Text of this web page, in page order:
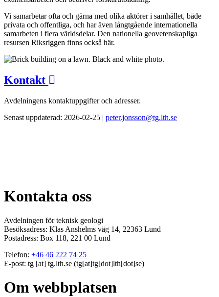
Vi samarbetar ofta och gärna med olika aktörer i samhället, både
privata och offentliga, och har även långtgående internationella
samarbeten i flera världsdelar. Den nationella geovetenskapliga
resursen Riksriggen finns också här.
Kontakt
Avdelningens kontaktuppgifter och adresser.
Senast uppdaterad: 2026-02-25 | peter.jonsson@tg.lth.se
Kontakta oss
Avdelningen för teknisk geologi
Besöksadress: Klas Anshelms väg 14, 22363 Lund
Postadress: Box 118, 221 00 Lund
Telefon: +46 46 222 74 25
E-post: tg [at] tg.lth.se (tg[at]tg[dot]lth[dot]se)
Om webbplatsen